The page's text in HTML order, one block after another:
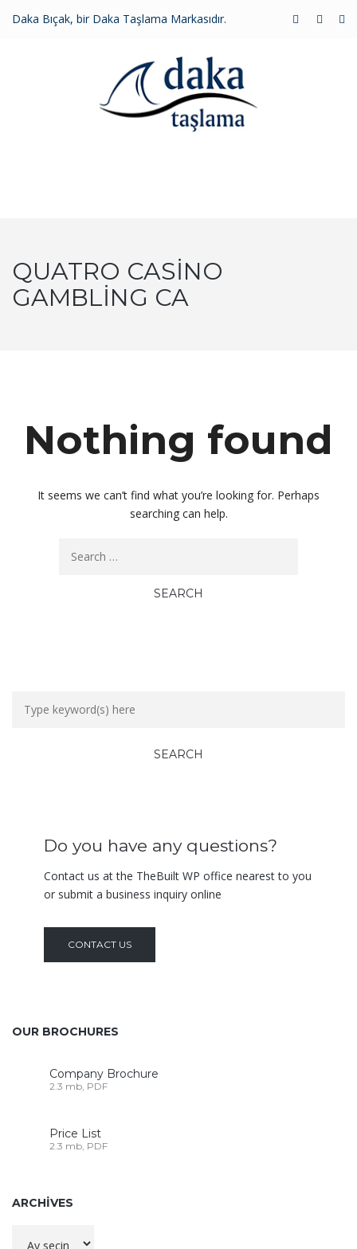
Daka Bıçak, bir Daka Taşlama Markasıdır.
QUATRO CASINO
GAMBLING CA
Nothing found
It seems we can’t find what you’re looking for. Perhaps
searching can help.
Do you have any questions?
Contact us at the TheBuilt WP office nearest to you
or submit a business inquiry online
CONTACT US
OUR BROCHURES
Company Brochure
2.3 mb, PDF
Price List
2.3 mb, PDF
ARCHIVES